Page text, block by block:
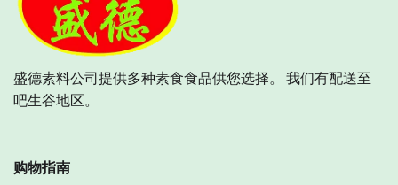
盛德素料公司提供多种素食食品供您选择。 我们有配送至
吧生谷地区。
购物指南